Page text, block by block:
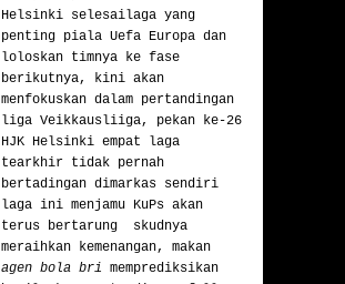
Helsinki selesailaga yang
penting piala Uefa Europa dan
loloskan timnya ke fase
berikutnya, kini akan
menfokuskan dalam pertandingan
liga Veikkausliiga, pekan ke-26
HJK Helsinki empat laga
tearkhir tidak pernah
bertadingan dimarkas sendiri
laga ini menjamu KuPs akan
terus bertarung  skudnya
agen bola bri memprediksikan